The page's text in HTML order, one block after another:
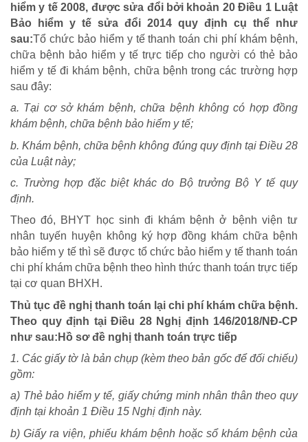
CHÍNH SÁCH AN SINH
Giảm nghèo bền vững
Xây dựng Nông thôn mới
Bảo hiểm xã hội - Bảo hiểm y tế
Y tế và sức khỏe
hiểm y tế 2008, được sửa đổi bởi khoản 20 Điều 1 Luật
Bảo hiểm y tế sửa đổi 2014 quy định cụ thể như
sau:Tổ chức bảo hiểm y tế thanh toán chi phí khám bệnh,
chữa bệnh bảo hiểm y tế trực tiếp cho người có thẻ bảo
hiểm y tế đi khám bệnh, chữa bệnh trong các trường hợp
sau đây:
a. Tại cơ sở khám bệnh, chữa bệnh không có hợp đồng
khám bệnh, chữa bệnh bảo hiểm y tế;
b. Khám bệnh, chữa bệnh không đúng quy định tại Điều 28
của Luật này;
c. Trường hợp đặc biệt khác do Bộ trưởng Bộ Y tế quy
định.
Theo đó, BHYT học sinh đi khám bệnh ở bệnh viện tư
nhân tuyến huyện không ký hợp đồng khám chữa bệnh
bảo hiểm y tế thì sẽ được tổ chức bảo hiểm y tế thanh toán
chi phí khám chữa bệnh theo hình thức thanh toán trực tiếp
tại cơ quan BHXH.
Thủ tục đề nghị thanh toán lại chi phí khám chữa bệnh.
Theo quy định tại Điều 28 Nghị định 146/2018/NĐ-CP
như sau:Hồ sơ đề nghị thanh toán trực tiếp
1. Các giấy tờ là bản chụp (kèm theo bản gốc để đối chiếu)
gồm:
a) Thẻ bảo hiểm y tế, giấy chứng minh nhân thân theo quy
định tại khoản 1 Điều 15 Nghị định này.
b) Giấy ra viện, phiếu khám bệnh hoặc sổ khám bệnh của